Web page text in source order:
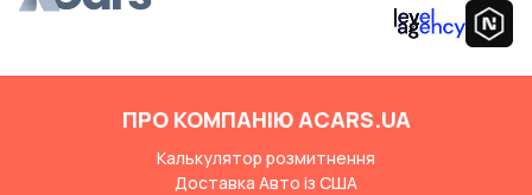
ПРО КОМПАНІЮ ACARS.UA
Калькулятор розмитнення
Доставка Авто із США